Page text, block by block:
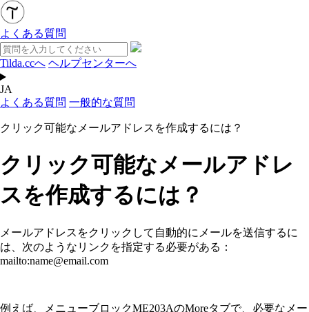
よくある質問
Tilda.ccへ ヘルプセンターへ
JA
よくある質問 一般的な質問
クリック可能なメールアドレスを作成するには？
クリック可能なメールアドレ
スを作成するには？
メールアドレスをクリックして自動的にメールを送信するに
は、次のようなリンクを指定する必要がある：
mailto:name@email.com
例えば、メニューブロックME203AのMoreタブで、必要なメー